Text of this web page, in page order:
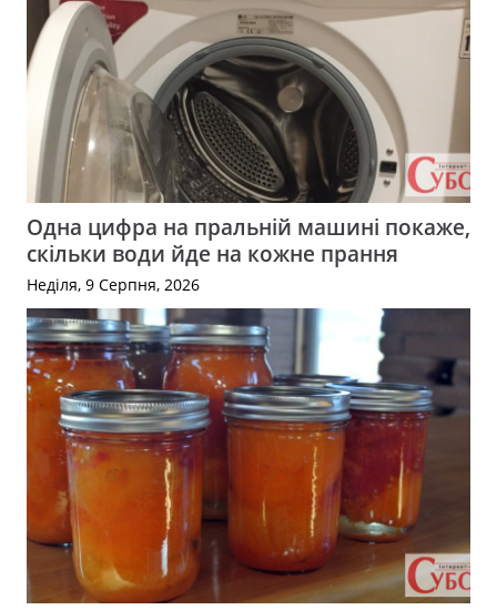
Одна цифра на пральній машині покаже,
скільки води йде на кожне прання
Неділя, 9 Серпня, 2026